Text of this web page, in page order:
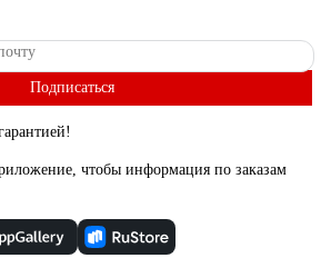
Подписаться
чтобы информация по заказам